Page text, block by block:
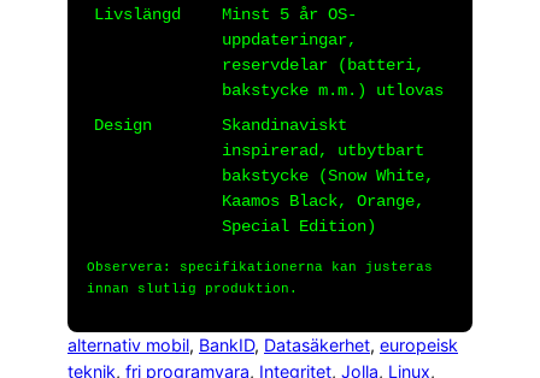
Livslängd
Minst 5 år OS-
uppdateringar,
reservdelar (batteri,
bakstycke m.m.) utlovas
Design
Skandinaviskt
inspirerad, utbytbart
bakstycke (Snow White,
Kaamos Black, Orange,
Special Edition)
Observera: specifikationerna kan justeras
innan slutlig produktion.
alternativ mobil, BankID, Datasäkerhet, europeisk
teknik, fri programvara, Integritet, Jolla, Linux